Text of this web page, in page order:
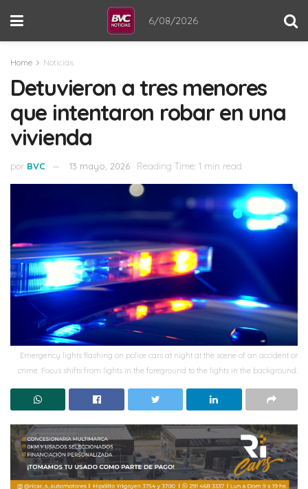
6/08/2026
Home Noticias
Detuvieron a tres menores
que intentaron robar en una
vivienda
por BVC 13 mayo, 2026 Reading Time: 1 min read
Emergency lights flashing on police cars at night at the scene of an accident or
crime. Focus shifts from lights in the foreground to the lights in the background.